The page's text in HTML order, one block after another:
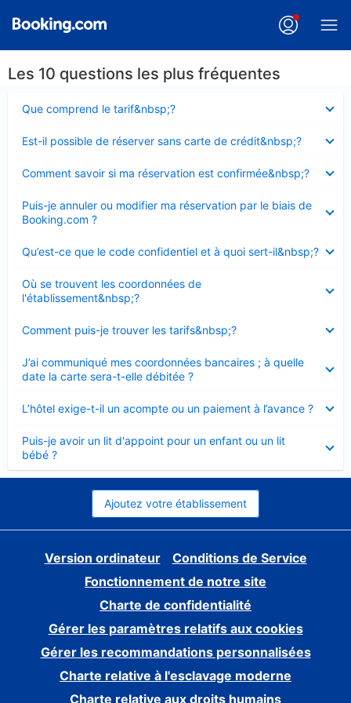
Les 10 questions les plus fréquentes
Que comprend le tarif&nbsp;?
fermé
Est-il possible de réserver sans carte de crédit&nbsp;?
fermé
Comment savoir si ma réservation est confirmée&nbsp;?
fermé
Puis-je annuler ou modifier ma réservation par le biais de
Booking.com ?
fermé
Qu’est-ce que le code confidentiel et à quoi sert-il&nbsp;?
fermé
Où se trouvent les coordonnées de
l'établissement&nbsp;?
fermé
Comment puis-je trouver les tarifs&nbsp;?
fermé
J’ai communiqué mes coordonnées bancaires ; à quelle
date la carte sera-t-elle débitée ?
fermé
L’hôtel exige-t-il un acompte ou un paiement à l’avance ?
fermé
Puis-je avoir un lit d'appoint pour un enfant ou un lit
bébé ?
fermé
Ajoutez votre établissement
Version ordinateur
Conditions de Service
Fonctionnement de notre site
Charte de confidentialité
Gérer les paramètres relatifs aux cookies
Gérer les recommandations personnalisées
Charte relative à l'esclavage moderne
Charte relative aux droits humains